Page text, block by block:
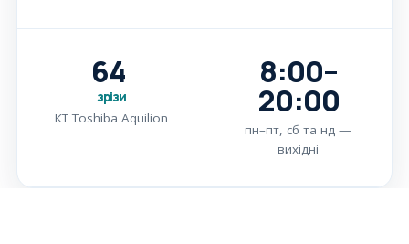
64
зрізи
КТ Toshiba Aquilion
8:00–
20:00
пн–пт, сб та нд —
вихідні